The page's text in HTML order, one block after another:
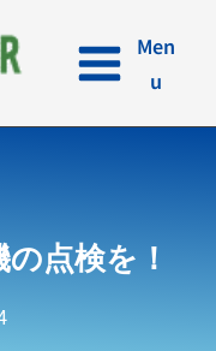
Men
u
点検を！